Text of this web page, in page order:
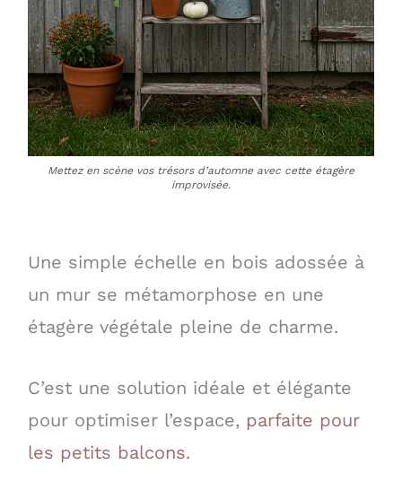
Mettez en scène vos trésors d’automne avec cette étagère
improvisée.
Une simple échelle en bois adossée à
un mur se métamorphose en une
étagère végétale pleine de charme.
C’est une solution idéale et élégante
pour optimiser l’espace, parfaite pour
les petits balcons.